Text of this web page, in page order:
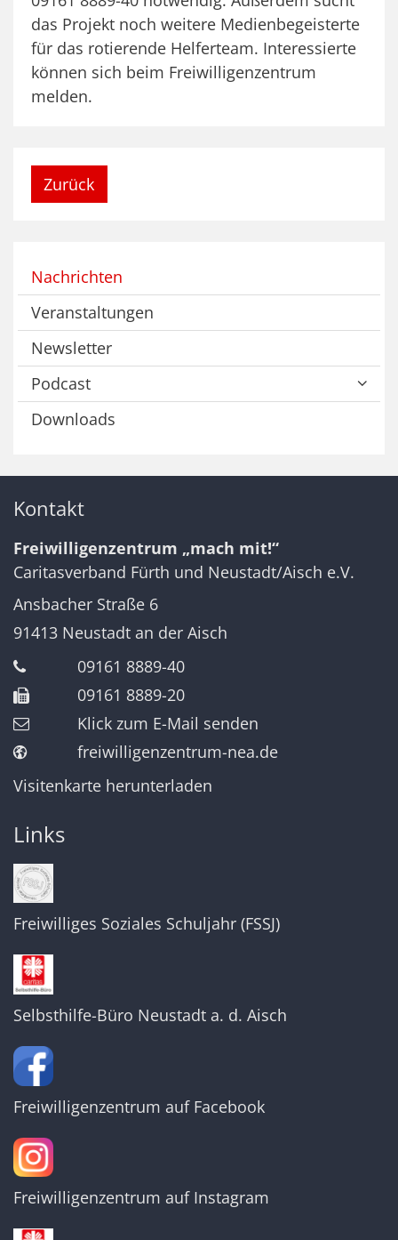
das Projekt noch weitere Medienbegeisterte
für das rotierende Helferteam. Interessierte
können sich beim Freiwilligenzentrum
melden.
Zurück
Nachrichten
Veranstaltungen
Newsletter
Podcast
Downloads
Kontakt
Freiwilligenzentrum „mach mit!“
Caritasverband Fürth und Neustadt/Aisch e.V.
Ansbacher Straße 6
91413 Neustadt an der Aisch
09161 8889-40
09161 8889-20
Klick zum E-Mail senden
freiwilligenzentrum-nea.de
Visitenkarte herunterladen
Links
Freiwilliges Soziales Schuljahr (FSSJ)
Selbsthilfe-Büro Neustadt a. d. Aisch
Freiwilligenzentrum auf Facebook
Freiwilligenzentrum auf Instagram